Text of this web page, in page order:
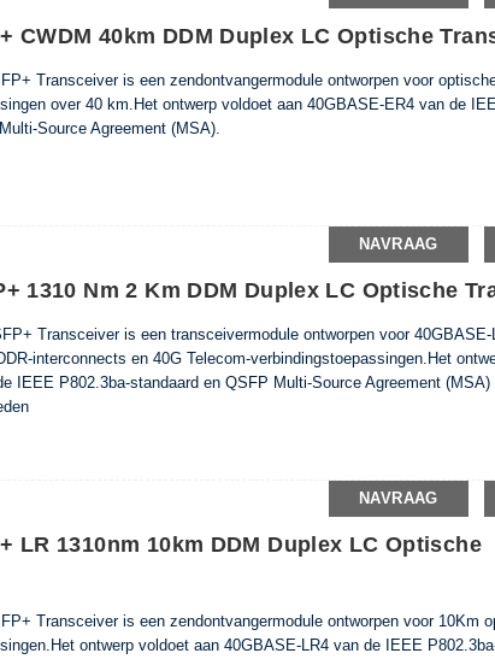
CWDM 40km DDM Duplex LC Optische
Transceiver is een zendontvangermodule ontworpen voor
over 40 km.Het ontwerp voldoet aan 40GBASE-ER4 van de
Source Agreement (MSA).
NAVRAAG
1310 Nm 2 Km DDM Duplex LC Optische
Transceiver is een transceivermodule ontworpen voor 40GBASE-
interconnects en 40G Telecom-verbindingstoepassingen.Het
IEEE P802.3ba-standaard en QSFP Multi-Source Agreement (MSA)
NAVRAAG
LR 1310nm 10km DDM Duplex LC Optische
Transceiver is een zendontvangermodule ontworpen voor 10Km
ontwerp voldoet aan 40GBASE-LR4 van de IEEE